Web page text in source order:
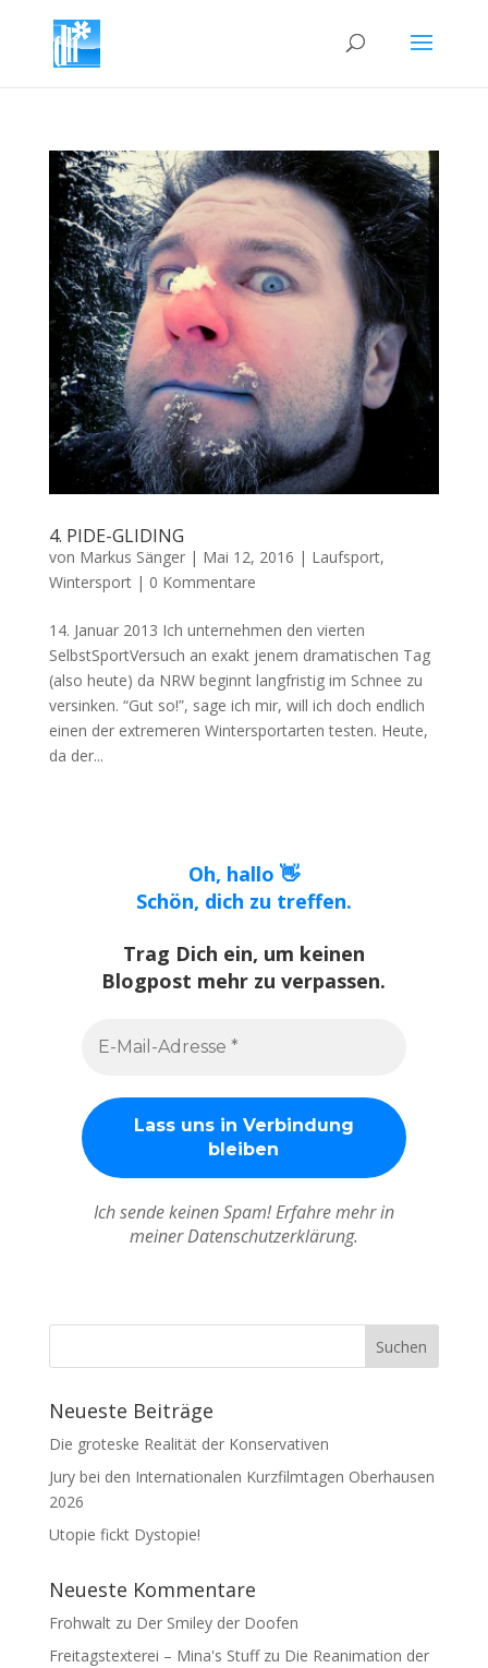
4. PIDE-GLIDING
von Markus Sänger| Mai 12, 2016 | Laufsport,
Wintersport| 0 Kommentare
14. Januar 2013 Ich unternehmen den vierten
SelbstSportVersuch an exakt jenem dramatischen Tag
(also heute) da NRW beginnt langfristig im Schnee zu
versinken. “Gut so!”, sage ich mir, will ich doch endlich
einen der extremeren Wintersportarten testen. Heute,
da der...
Oh, hallo 👋
Schön, dich zu treffen.
Trag Dich ein, um keinen
Blogpost mehr zu verpassen.
Ich sende keinen Spam! Erfahre mehr in
meiner Datenschutzerklärung.
Neueste Beiträge
Die groteske Realität der Konservativen
Jury bei den Internationalen Kurzfilmtagen Oberhausen
2026
Utopie fickt Dystopie!
Neueste Kommentare
Frohwaltzu Der Smiley der Doofen
Freitagstexterei – Mina's Stuffzu Die Reanimation der